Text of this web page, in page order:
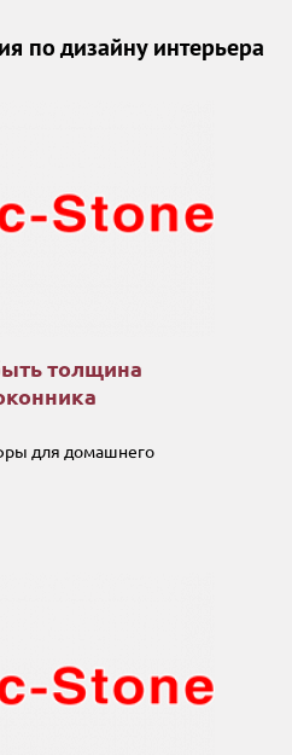
по дизайну интерьера
толщина
для домашнего